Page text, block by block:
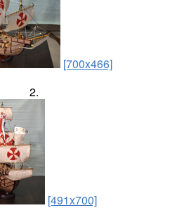
[700x466]
2.
[491x700]